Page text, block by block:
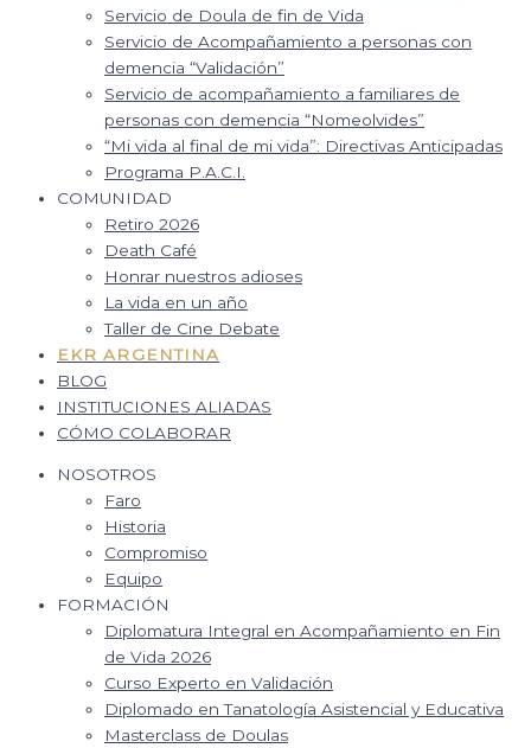
Servicio de Doula de fin de Vida
Servicio de Acompañamiento a personas con
demencia “Validación”
Servicio de acompañamiento a familiares de
personas con demencia “Nomeolvides”
“Mi vida al final de mi vida”: Directivas Anticipadas
Programa P.A.C.I.
COMUNIDAD
Retiro 2026
Death Café
Honrar nuestros adioses
La vida en un año
Taller de Cine Debate
EKR ARGENTINA
BLOG
INSTITUCIONES ALIADAS
CÓMO COLABORAR
NOSOTROS
Faro
Historia
Compromiso
Equipo
FORMACIÓN
Diplomatura Integral en Acompañamiento en Fin
de Vida 2026
Curso Experto en Validación
Diplomado en Tanatología Asistencial y Educativa
Masterclass de Doulas